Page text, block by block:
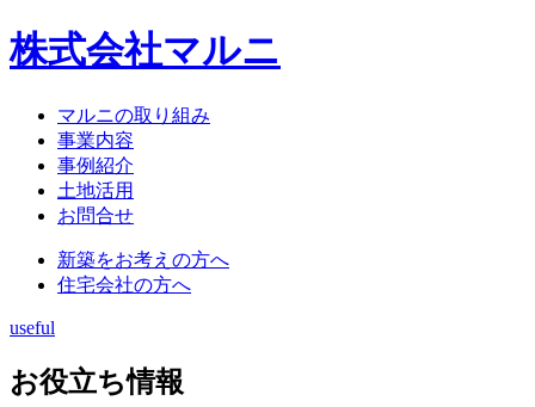
株式会社マルニ
マルニの取り組み
事業内容
事例紹介
土地活用
お問合せ
新築をお考えの方へ
住宅会社の方へ
useful
お役立ち情報